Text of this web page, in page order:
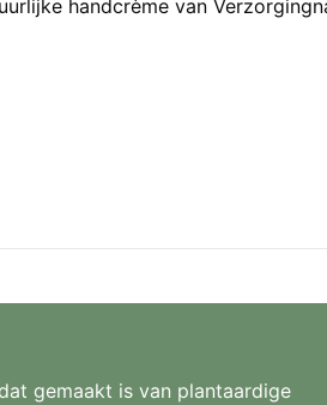
handcrème van
gemaakt is van plantaardige